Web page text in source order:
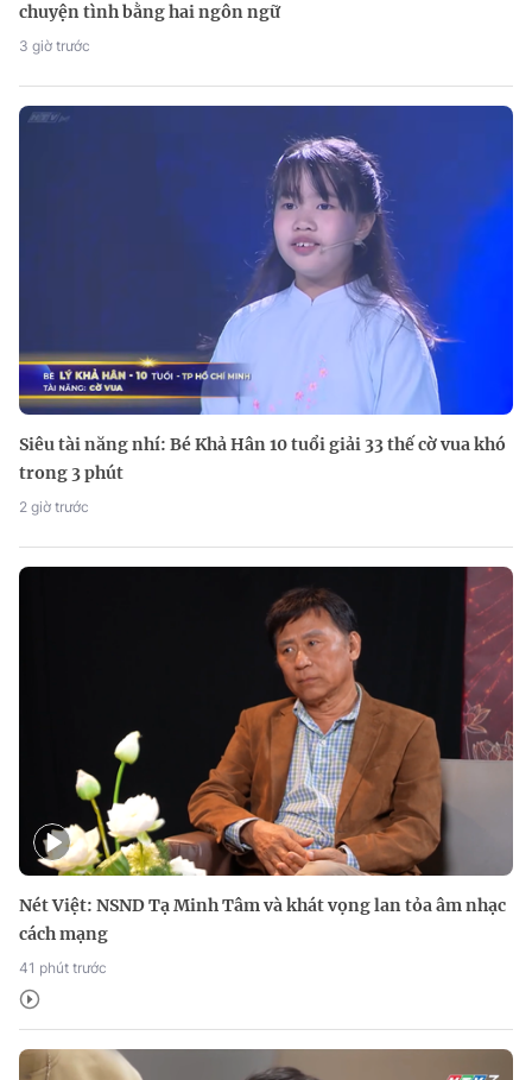
chuyện tình bằng hai ngôn ngữ
3 giờ trước
Siêu tài năng nhí: Bé Khả Hân 10 tuổi giải 33 thế cờ vua khó
trong 3 phút
2 giờ trước
Nét Việt: NSND Tạ Minh Tâm và khát vọng lan tỏa âm nhạc
cách mạng
41 phút trước